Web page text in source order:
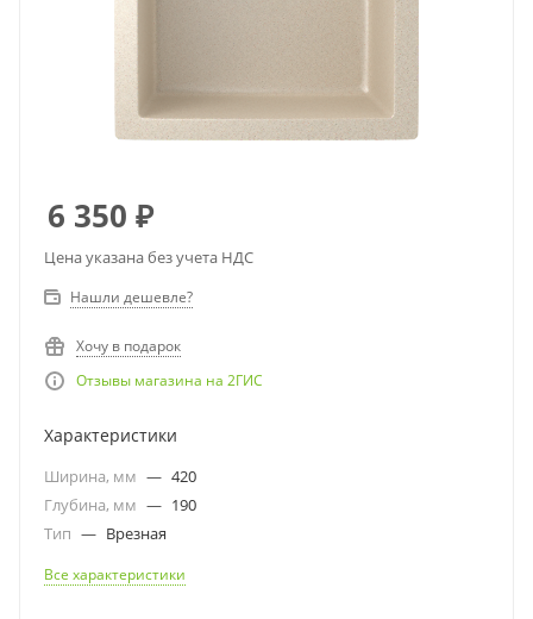
6 350 ₽
Цена указана без учета НДС
Нашли дешевле?
Хочу в подарок
Отзывы магазина на 2ГИС
Характеристики
Ширина, мм — 420
Глубина, мм — 190
Тип — Врезная
Все характеристики